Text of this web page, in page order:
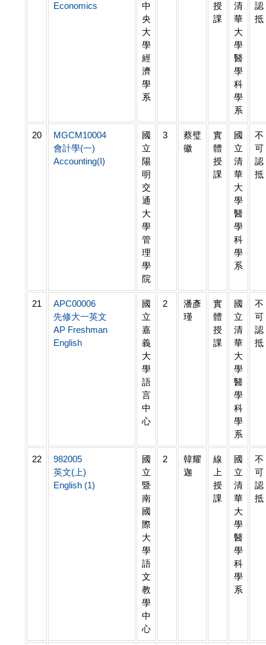
Economics
中
央
大
學
經
濟
學
系
授
課
清
華
大
學
醫
學
科
學
系
認
抵
20
MGCM10004
會計學(一)
Accounting(I)
國
立
陽
明
交
通
大
學
管
理
學
院
3
蔡璧
徽
實
體
授
課
國
立
清
華
大
學
醫
學
科
學
系
不
可
認
抵
21
APC00006
先修大一英文
AP Freshman
English
國
立
嘉
義
大
學
語
言
中
心
2
潘彥
瑾
實
體
授
課
國
立
清
華
大
學
醫
學
科
學
系
不
可
認
抵
22
982005
英文(上)
English (1)
國
立
暨
南
國
際
大
學
語
文
教
學
中
心
2
韓耀
迦
線
上
授
課
國
立
清
華
大
學
醫
學
科
學
系
不
可
認
抵